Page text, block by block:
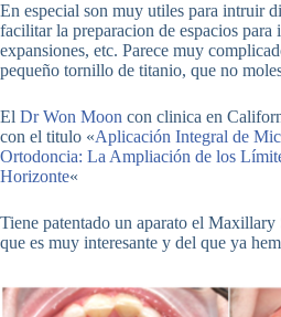
En especial son muy utiles para intruir
facilitar la preparacion de espacios para
expansiones, etc. Parece muy
pequeño tornillo de titanio, que no
El Dr Won Moon con clinica en
con el titulo «Aplicación Integral de
Ortodoncia: La Ampliación de los
Horizonte«
Tiene patentado un aparato el
que es muy interesante y del que ya